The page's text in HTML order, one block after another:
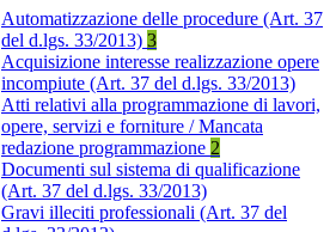
Automatizzazione delle procedure (Art. 37
del d.lgs. 33/2013) 3
Acquisizione interesse realizzazione opere
incompiute (Art. 37 del d.lgs. 33/2013)
Atti relativi alla programmazione di lavori,
opere, servizi e forniture / Mancata
redazione programmazione 2
Documenti sul sistema di qualificazione
(Art. 37 del d.lgs. 33/2013)
Gravi illeciti professionali (Art. 37 del